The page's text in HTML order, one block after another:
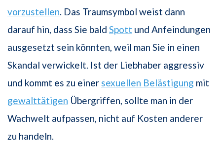
vorzustellen . Das Traumsymbol weist dann
darauf hin, dass Sie bald Spott und Anfeindungen
ausgesetzt sein könnten, weil man Sie in einen
Skandal verwickelt. Ist der Liebhaber aggressiv
und kommt es zu einer sexuellen Belästigung mit
gewalttätigen Übergriffen, sollte man in der
Wachwelt aufpassen, nicht auf Kosten anderer
zu handeln.